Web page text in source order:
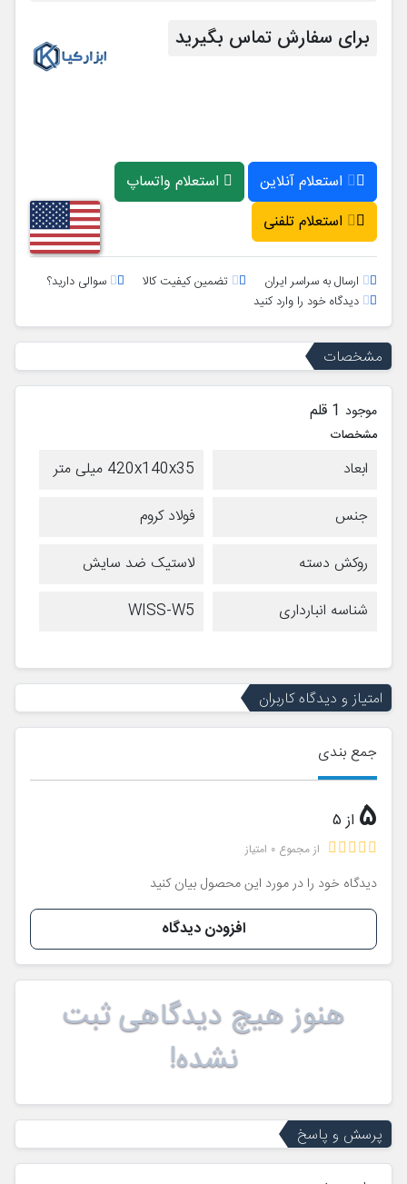
برای سفارش تماس بگیرید
استعلام آنلاین
استعلام واتساپ
استعلام تلفنی
ارسال به سراسر ایران تضمین کیفیت کالا
سوالی دارید؟
دیدگاه خود را وارد کنید
مشخصات
موجود 1 قلم
مشخصات
ابعاد
420x140x35 میلی متر
جنس
فولاد کروم
روکش دسته
لاستیک ضد سایش
شناسه انبارداری
WISS-W5
امتیاز و دیدگاه کاربران
جمع بندی
5 از 5
از مجموع 0 امتیاز
دیدگاه خود را در مورد این محصول بیان کنید
افزودن دیدگاه
هنوز هیچ دیدگاهی ثبت
نشده!
پرسش و پاسخ